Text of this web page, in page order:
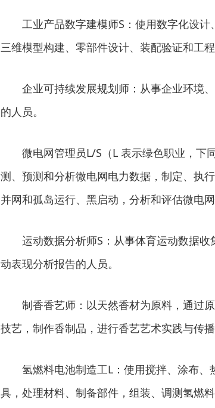
工业产品数字建模师S：使用数字化设
三维模型构建、零部件设计、装配验证和工程
企业可持续发展规划师：从事企业环境
的人员。
微电网管理员L/S（L 表示绿色职业，下
测、预测和分析微电网电力数据，制定、执
并网和孤岛运行、黑启动，分析和评估微电网
运动数据分析师S：从事体育运动数据
动表现分析报告的人员。
制香香艺师：以天然香材为原料，通过
技艺，制作香制品，进行香艺艺术实践与传播
氢燃料电池制造工L：使用搅拌、涂布
具，处理材料、制备部件，组装、调测氢燃